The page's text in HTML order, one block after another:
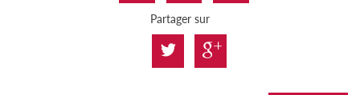
Partager sur